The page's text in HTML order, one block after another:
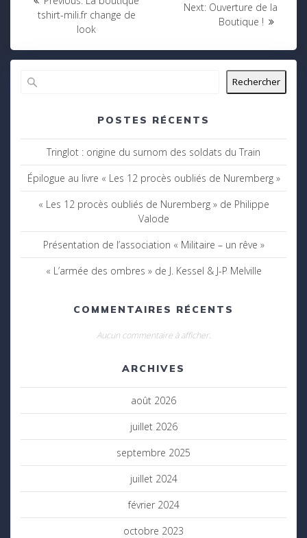
l’article
post:
tshirt-mili.fr change de
look
Next: Next
post:
Ouverture de la
Boutique !
Rechercher
POSTES RÉCENTS
Tringlot : origine du surnom des soldats du Train
Épilogue au livre « Les 12 procès oubliés de Nuremberg »
« Les 12 procès oubliés de Nuremberg » de Philippe
Valode
Présentation de l’association « Militaire – un rêve »
« L’armée des ombres » de J. Kessel & J-P Melville
COMMENTAIRES RÉCENTS
Aucun commentaire à afficher.
ARCHIVES
août 2026
juillet 2026
septembre 2025
juillet 2024
février 2024
octobre 2023